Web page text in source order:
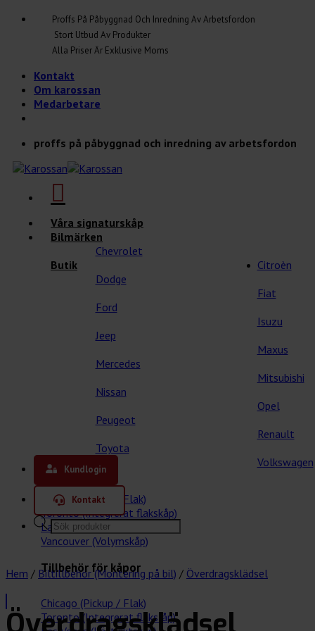
Skip
Proffs På Påbyggnad Och Inredning Av Arbetsfordon
Stort Utbud Av Produkter
Alla Priser Är Exklusive Moms
Kontakt
Om karossan
Medarbetare
proffs på påbyggnad och inredning av arbetsfordon
Våra signaturskåp
Bilmärken
Chevrolet
Citroèn
Dodge
Fiat
Ford
Isuzu
Jeep
Maxus
Mercedes
Mitsubishi
Nissan
Opel
Peugeot
Renault
Toyota
Volkswagen
Butik
Våra kåpor
Chicago (Pickup / Flak)
Toronto (Integrerat flakskåp)
Las Vegas (Lättviktskåp)
Vancouver (Volymskåp)
Tillbehör för kåpor
Chicago (Pickup / Flak)
Toronto (Integrerat flakslåp)
Kundlogin
Kontakt
Products
search
Hem / Biltillbehör (Montering på bil) / Överdragsklädsel